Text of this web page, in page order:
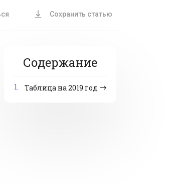
Сохранить статью
Содержание
1. Таблица на 2019 год